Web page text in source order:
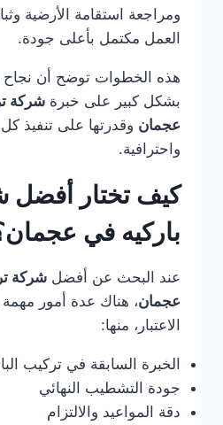
ومراجعة استقامة الأرضية
العمل مكتمل بأعلى جودة.
هذه الخطوات توضح أن نجاح
بشكل كبير على خبرة شركة
عجمان وقدرتها على تنفيذ
واحترافية.
كيف تختار أفضل
باركيه في
عند البحث عن أفضل شركة
عجمان، هناك عدة أمور
الاعتبار، منها:
الخبرة السابقة في تركيب
جودة التشطيب النهائي
دقة المواعيد والالتزام